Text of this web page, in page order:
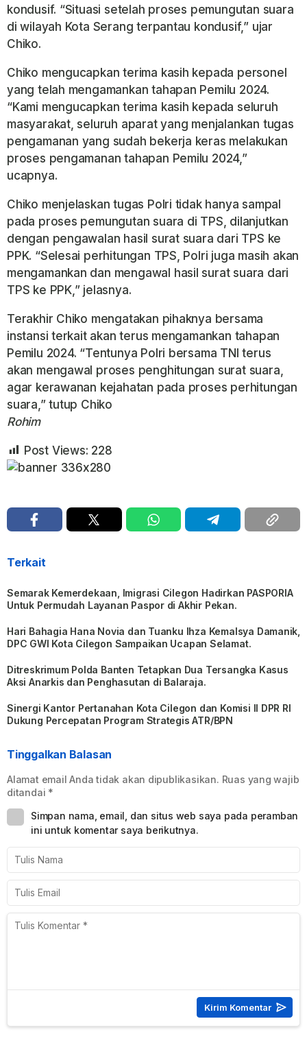
kondusif. “Situasi setelah proses pemungutan suara
di wilayah Kota Serang terpantau kondusif,” ujar
Chiko.
Chiko mengucapkan terima kasih kepada personel
yang telah mengamankan tahapan Pemilu 2024.
“Kami mengucapkan terima kasih kepada seluruh
masyarakat, seluruh aparat yang menjalankan tugas
pengamanan yang sudah bekerja keras melakukan
proses pengamanan tahapan Pemilu 2024,”
ucapnya.
Chiko menjelaskan tugas Polri tidak hanya sampal
pada proses pemungutan suara di TPS, dilanjutkan
dengan pengawalan hasil surat suara dari TPS ke
PPK. “Selesai perhitungan TPS, Polri juga masih akan
mengamankan dan mengawal hasil surat suara dari
TPS ke PPK,” jelasnya.
Terakhir Chiko mengatakan pihaknya bersama
instansi terkait akan terus mengamankan tahapan
Pemilu 2024. “Tentunya Polri bersama TNI terus
akan mengawal proses penghitungan surat suara,
agar kerawanan kejahatan pada proses perhitungan
suara,” tutup Chiko
Rohim
Post Views: 228
Terkait
Semarak Kemerdekaan, Imigrasi Cilegon Hadirkan PASPORIA
Untuk Permudah Layanan Paspor di Akhir Pekan.
Hari Bahagia Hana Novia dan Tuanku Ihza Kemalsya Damanik,
DPC GWI Kota Cilegon Sampaikan Ucapan Selamat.
Ditreskrimum Polda Banten Tetapkan Dua Tersangka Kasus
Aksi Anarkis dan Penghasutan di Balaraja.
Sinergi Kantor Pertanahan Kota Cilegon dan Komisi II DPR RI
Dukung Percepatan Program Strategis ATR/BPN
Tinggalkan Balasan
Alamat email Anda tidak akan dipublikasikan. Ruas yang wajib
ditandai *
Simpan nama, email, dan situs web saya pada peramban
ini untuk komentar saya berikutnya.